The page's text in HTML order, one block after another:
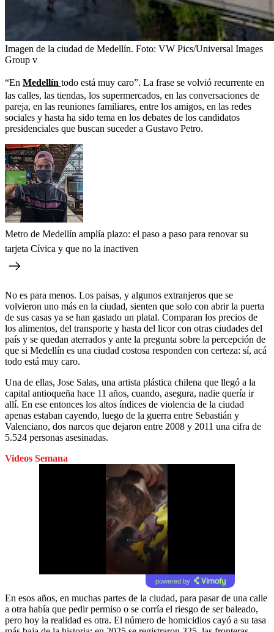
Imagen de la ciudad de Medellín. Foto: VW Pics/Universal Images
Group v
“En Medellín todo está muy caro”. La frase se volvió recurrente en
las calles, las tiendas, los supermercados, en las conversaciones de
pareja, en las reuniones familiares, entre los amigos, en las redes
sociales y hasta ha sido tema en los debates de los candidatos
presidenciales que buscan suceder a Gustavo Petro.
Metro de Medellín amplía plazo: el paso a paso para renovar su
tarjeta Cívica y que no la inactiven
No es para menos. Los paisas, y algunos extranjeros que se
volvieron uno más en la ciudad, sienten que solo con abrir la puerta
de sus casas ya se han gastado un platal. Comparan los precios de
los alimentos, del transporte y hasta del licor con otras ciudades del
país y se quedan aterrados y ante la pregunta sobre la percepción de
que si Medellín es una ciudad costosa responden con certeza: sí, acá
todo está muy caro.
Una de ellas, Jose Salas, una artista plástica chilena que llegó a la
capital antioqueña hace 11 años, cuando, asegura, nadie quería ir
allí. En ese entonces los altos índices de violencia de la ciudad
apenas estaban cayendo, luego de la guerra entre Sebastián y
Valenciano, dos narcos que dejaron entre 2008 y 2011 una cifra de
5.524 personas asesinadas.
Videos Semana
powered by
En esos años, en muchas partes de la ciudad, para pasar de una calle
a otra había que pedir permiso o se corría el riesgo de ser baleado,
pero hoy la realidad es otra. El número de homicidios cayó a su tasa